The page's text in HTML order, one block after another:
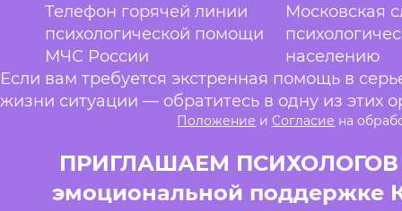
Телефон горячей линии
психологической помощи
МЧС России
Московская
населению
Если вам требуется экстренная помощь в
жизни ситуации — обратитесь в одну из этих
Положение и Согласие на
ПРИГЛАШАЕМ ПСИХОЛОГОВ
эмоциональной поддержке